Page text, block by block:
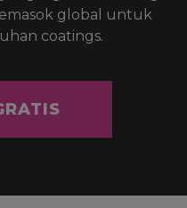
global untuk
coatings.